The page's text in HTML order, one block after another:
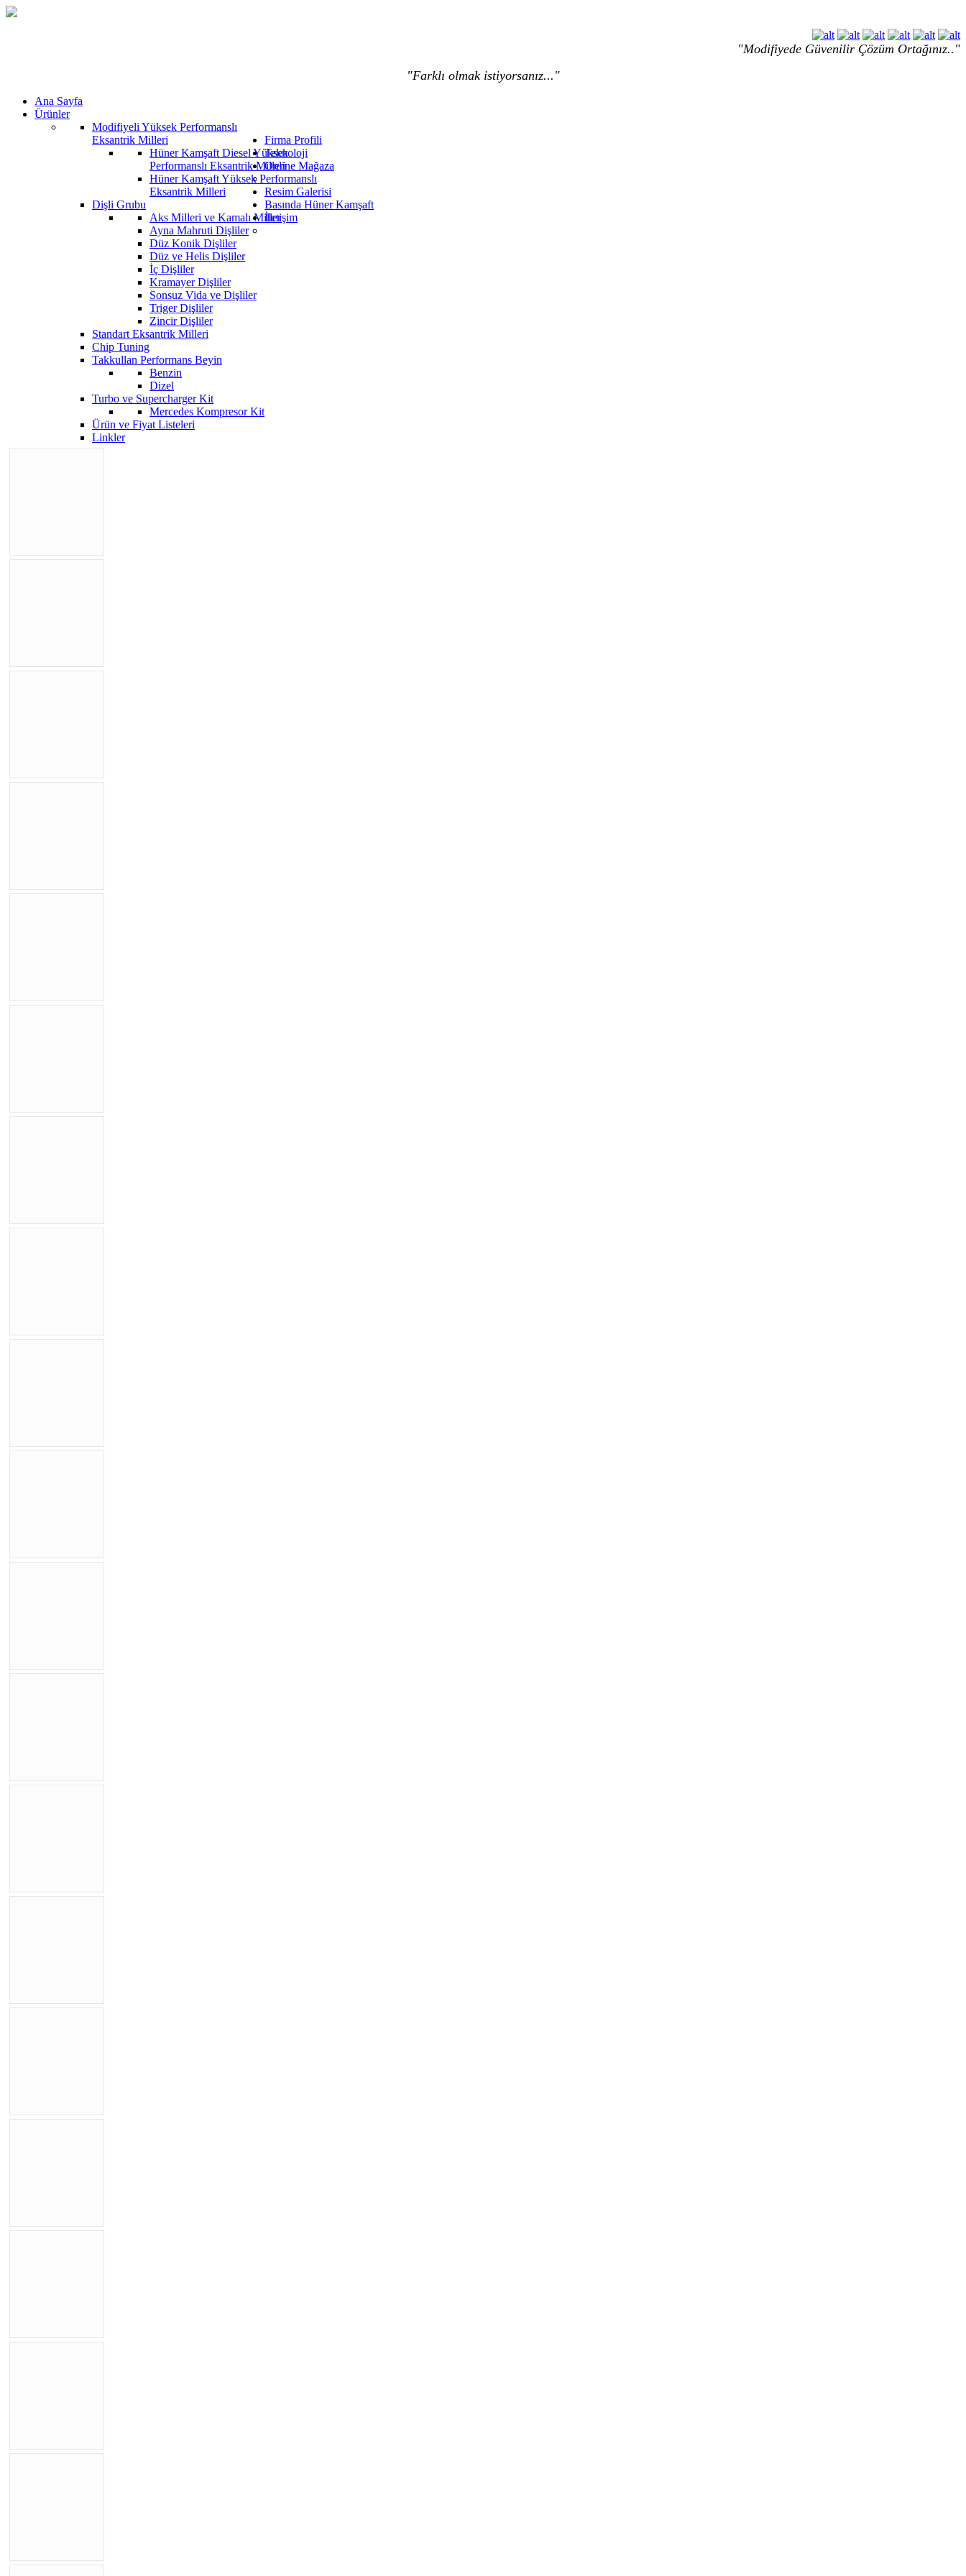
"Modifiyede Güvenilir Çözüm Ortağınız.."
"Farklı olmak istiyorsanız..."
Ana Sayfa
Ürünler
Modifiyeli Yüksek Performanslı
Eksantrik Milleri
Hüner Kamşaft Diesel Yüksek
Performanslı Eksantrik Milleri
Hüner Kamşaft Yüksek Performanslı
Eksantrik Milleri
Dişli Grubu
Aks Milleri ve Kamalı Miller
Ayna Mahruti Dişliler
Düz Konik Dişliler
Düz ve Helis Dişliler
İç Dişliler
Kramayer Dişliler
Sonsuz Vida ve Dişliler
Triger Dişliler
Zincir Dişliler
Standart Eksantrik Milleri
Chip Tuning
Takkullan Performans Beyin
Benzin
Dizel
Turbo ve Supercharger Kit
Mercedes Kompresor Kit
Firma Profili
Teknoloji
Online Mağaza
Ürün ve Fiyat Listeleri
Resim Galerisi
Basında Hüner Kamşaft
İletişim
Linkler